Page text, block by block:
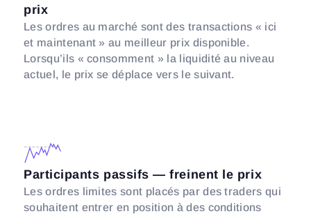
prix
Les ordres au marché sont des transactions « ici
et maintenant » au meilleur prix disponible.
Lorsqu’ils « consomment » la liquidité au niveau
actuel, le prix se déplace vers le suivant.
Participants passifs — freinent le prix
Les ordres limites sont placés par des traders qui
souhaitent entrer en position à des conditions